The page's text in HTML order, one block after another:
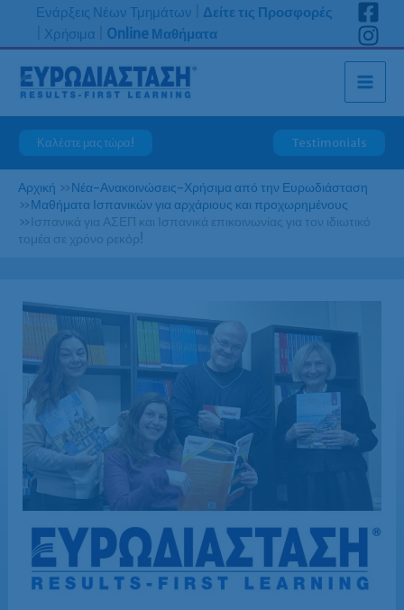
Μετάβαση
περιεχόμενο
Ενάρξεις Νέων Τμημάτων
Δείτε τις Προσφορές
Χρήσιμα Online Μαθήματα
Καλέστε μας τώρα! Testimonials
Αρχική »Νέα-Ανακοινώσεις-Χρήσιμα από την Ευρωδιάσταση
»Μαθήματα Ισπανικών για αρχάριους και προχωρημένους
» Ισπανικά για ΑΣΕΠ και Ισπανικά επικοινωνίας για τον ιδιωτικό
τομέα σε χρόνο ρεκόρ!